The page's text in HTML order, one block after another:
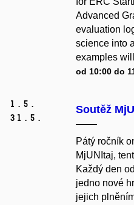
Advanced
evaluation
science into
examples
od 10:00 do
1. 5.
31. 5.
Soutěž
Pátý ročník
MjUNItaj,
Každý den
jedno nové
jejich